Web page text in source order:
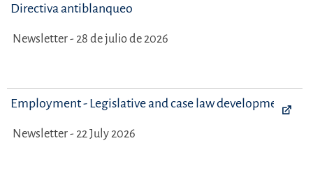
Directiva antiblanqueo
Newsletter - 28 de julio de 2026
Employment - Legislative and case law developments
Newsletter - 22 July 2026